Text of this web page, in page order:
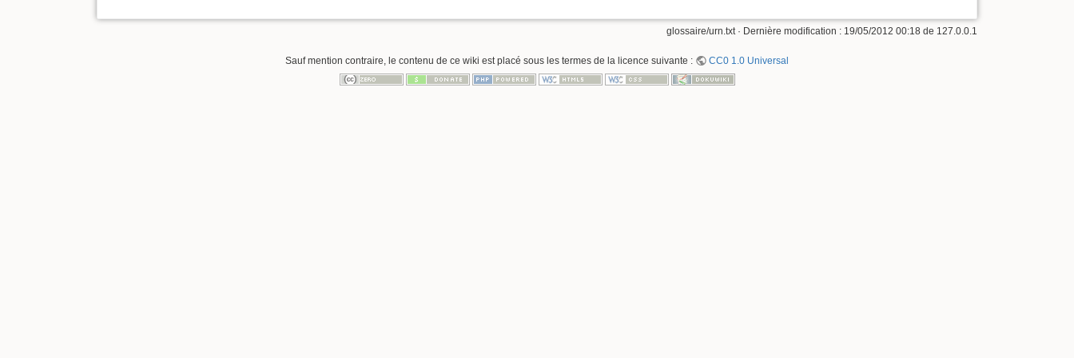
glossaire/urn.txt· Dernière modification : 19/05/2012 00:18 de 127.0.0.1
Sauf mention contraire, le contenu de ce wiki est placé sous les termes de la licence suivante : CC0 1.0 Universal